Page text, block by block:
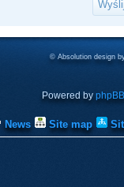
© Absolution design
Powered by phpBB
News Site map